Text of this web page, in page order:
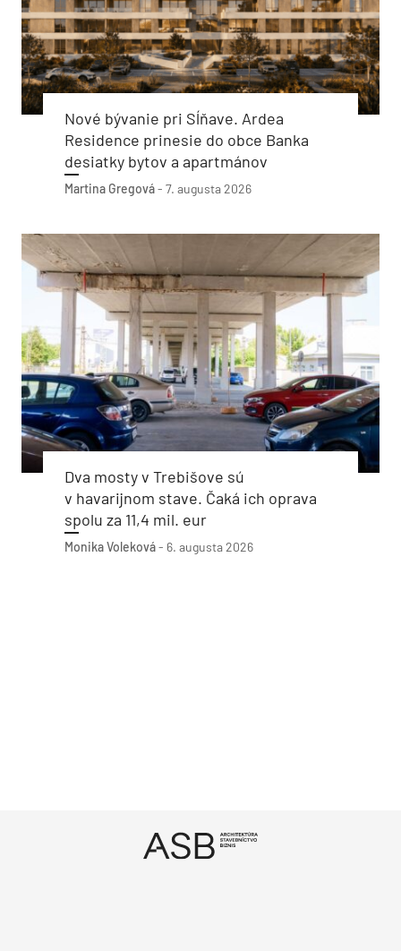
Nové bývanie pri Sĺňave. Ardea
Residence prinesie do obce Banka
desiatky bytov a apartmánov
Martina Gregová- 7. augusta 2026
Dva mosty v Trebišove sú
v havarijnom stave. Čaká ich oprava
spolu za 11,4 mil. eur
Monika Voleková- 6. augusta 2026